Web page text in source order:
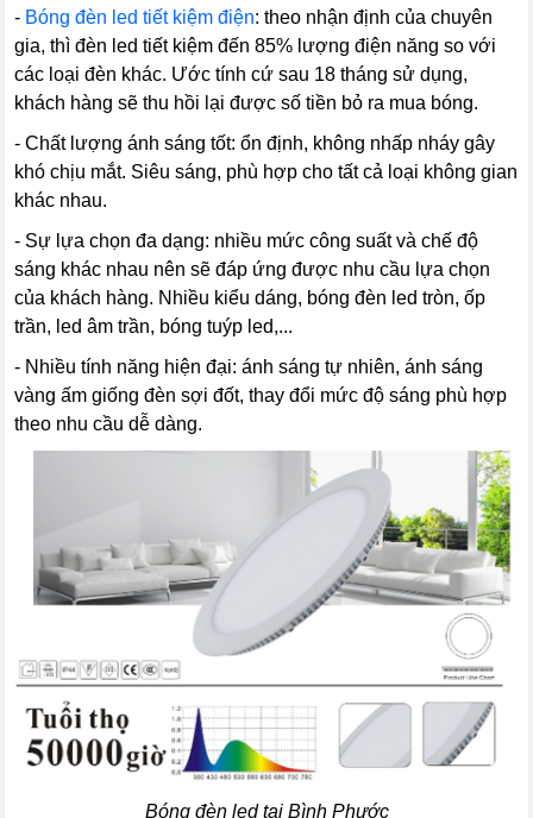
- Bóng đèn led tiết kiệm điện: theo nhận định của chuyên
gia, thì đèn led tiết kiệm đến 85% lượng điện năng so với
các loại đèn khác. Ước tính cứ sau 18 tháng sử dụng,
khách hàng sẽ thu hồi lại được số tiền bỏ ra mua bóng.
- Chất lượng ánh sáng tốt: ổn định, không nhấp nháy gây
khó chịu mắt. Siêu sáng, phù hợp cho tất cả loại không gian
khác nhau.
- Sự lựa chọn đa dạng: nhiều mức công suất và chế độ
sáng khác nhau nên sẽ đáp ứng được nhu cầu lựa chọn
của khách hàng. Nhiều kiểu dáng, bóng đèn led tròn, ốp
trần, led âm trần, bóng tuýp led,...
- Nhiều tính năng hiện đại: ánh sáng tự nhiên, ánh sáng
vàng ấm giống đèn sợi đốt, thay đổi mức độ sáng phù hợp
theo nhu cầu dễ dàng.
Bóng đèn led tại Bình Phước